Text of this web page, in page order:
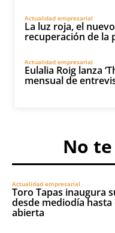
Actualidad empresarial
La luz roja, el
recuperación de la
Actualidad empresarial
Eulalia Roig lanza
mensual de
No
Actualidad empresarial
Toro Tapas inaugura
desde mediodía
abierta